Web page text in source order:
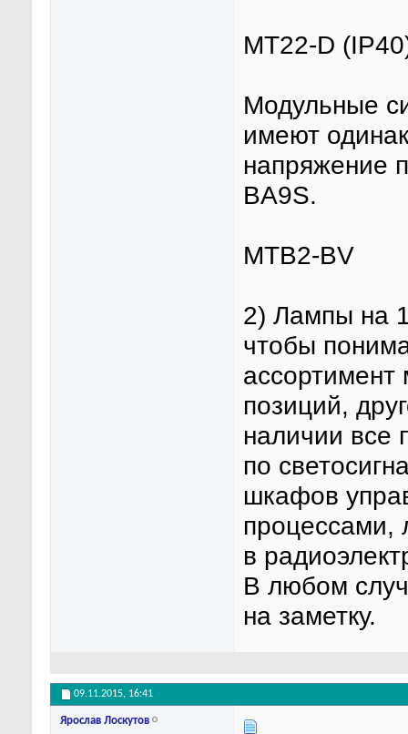
MT22-D
Модульные
имеют
напряжение
BA9S.
MTB2-BV
2) Лампы на
чтобы
позиций,
наличии все
по
шкафов
процессами,
в
В любом
на заметку.
09.11.2015, 16:41
Ярослав Лоскутов